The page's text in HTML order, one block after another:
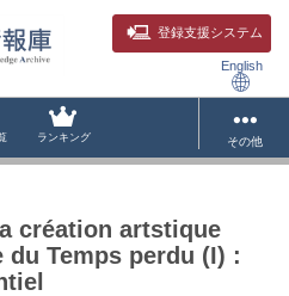
登録支援システム
English
ランキング その他
création artstique
du Temps perdu (I) :